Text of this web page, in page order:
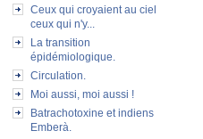
Ceux qui croyaient au ciel
ceux qui n'y...
La transition
épidémiologique.
Circulation.
Moi aussi, moi aussi !
Batrachotoxine et indiens
Emberà.